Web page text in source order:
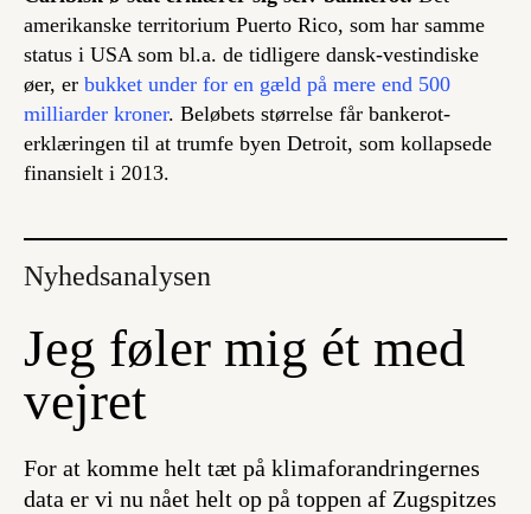
amerikanske territorium Puerto Rico, som har samme
status i USA som bl.a. de tidligere dansk-vestindiske
øer, er bukket under for en gæld på mere end 500
milliarder kroner. Beløbets størrelse får bankerot-
erklæringen til at trumfe byen Detroit, som kollapsede
finansielt i 2013.
Nyhedsanalysen
Jeg føler mig ét med
vejret
For at komme helt tæt på klimaforandringernes
data er vi nu nået helt op på toppen af Zugspitzes